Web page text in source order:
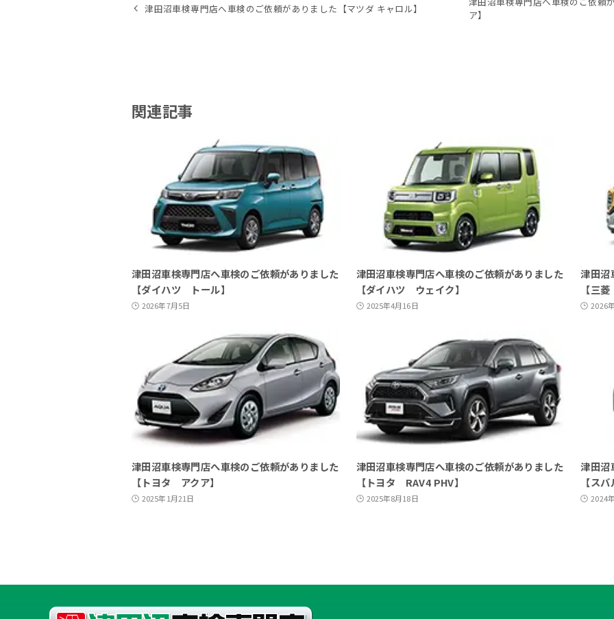
津田沼車検専門店へ車検のご依頼がありました【マツダ キャロル】
ア】
関連記事
津田沼車検専門店へ車検のご依頼がありました
【ダイハツ トール】
2026年7月5日
津田沼車検専門店へ車検のご依頼がありました
【ダイハツ ウェイク】
2025年4月16日
津田沼
【三
2026
津田沼車検専門店へ車検のご依頼がありました
【トヨタ アクア】
2025年1月21日
津田沼車検専門店へ車検のご依頼がありました
【トヨタ RAV4 PHV】
2025年8月18日
津田沼
【ス
2024